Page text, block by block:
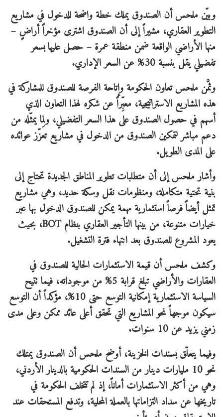
وبيّن ملحس أن الصندوق يملك خطة واضحة للدخول في مشاريع
التطوير العقاري، مشيراً إلى أن الصندوق اشترى مؤخراً أراضٍ –
منها الأراضي الواقعة ضمن منطقة عمرة – حصل عليها بسعر
تفضيلي يقل بنسبة 30% عن السعر الإداري.
وثمَّن ملحس تعاون الحكومة وإتاحة الفرصة للصندوق للمشاركة في
هذه المشاريع الاستراتيجية، معبِّراً عن شكره لهذا التعاون الذي
أسهم في حصول الصندوق على هذا السعر التفضيلي، ولِما يمثّله من
دعم مباشر لتمكين الصندوق من الدخول في مشاريع تعزّز عوائده
على المدى الطويل.
وأشار ملحس إلى أن متطلبات تطوير المناطق الجديدة تحتاج إلى
بنية تحتية متكاملة، ومنظومات نقل وسكة حديد، وهي مشاريع
تمثل أيضاً فرصاً استثمارية مهمة يمكن للصندوق الدخول بها عبر
خيارات متنوعة، من بينها التأجير العقاري بنظام BOT، بحيث
يعود المشروع للصندوق بعد انتهاء فترة التشغيل.
وكشف ملحس أن قيمة الاستثمارات الحالية للصندوق في
العقارات والأراضي تبلغ قرابة 5% من موجوداته، فيما تتيح
السياسة الاستثمارية إمكانية التوسع حتى 10%، مؤكداً أن التوسع
سيكون موجهاً نحو المشاريع التي تحقق أعلى عائد ممكن وعلى مدى
زمني يزيد عن 10 سنوات.
وفيما يتعلّق بسندات الخزينة، أوضح ملحس أن الصندوق يمتلك
نحو 10 مليارات دينار من السندات الحكومية بالدينار الأردني،
وهي من أكثر الاستثمارات أماناً، إذ لم تتخلف الحكومة في
تاريخها عن سداد التزاماتها بالعملة المحلية، وتدفع المستحقات عند